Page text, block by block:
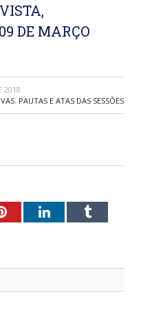
DE MARÇO
2018
, PAUTAS E ATAS DAS SESSÕES
PinterestLinkedInTumblr